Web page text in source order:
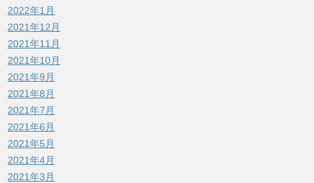
2022年1月
2021年12月
2021年11月
2021年10月
2021年9月
2021年8月
2021年7月
2021年6月
2021年5月
2021年4月
2021年3月